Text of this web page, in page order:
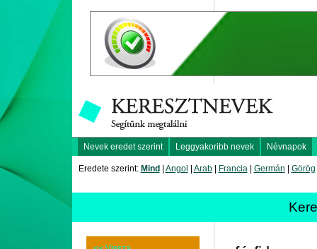
Nevek eredet szerint Leggyakoribb nevek Névnapok
Eredete szerint: Mind Angol Arab| Francia| Germán Görög